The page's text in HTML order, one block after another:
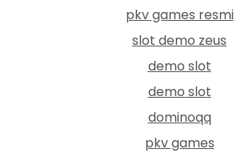
pkv games resmi
slot demo zeus
demo slot
demo slot
dominoqq
pkv games